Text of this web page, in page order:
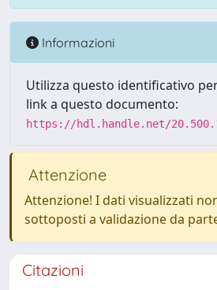
Informazioni
Utilizza questo identificativo
link a questo documento:
https://hdl.handle.net/
Attenzione
Attenzione! I dati visualizzati
sottoposti a validazione da
Citazioni